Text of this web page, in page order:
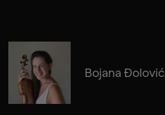
Bojana Đolović